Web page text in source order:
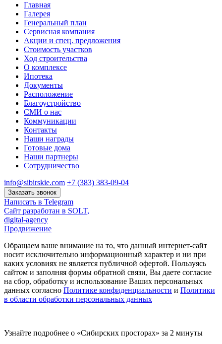
Главная
Галерея
Генеральный план
Сервисная компания
Акции и спец. предложения
Стоимость участков
Ход строительства
О комплексе
Ипотека
Документы
Расположение
Благоустройство
СМИ о нас
Коммуникации
Контакты
Наши награды
Готовые дома
Наши партнеры
Сотрудничество
info@sibirskie.com +7 (383) 383-09-04
Заказать звонок
Написать в Telegram
Сайт разработан в SOLT,
digital-agency
Продвижение
Обращаем ваше внимание на то, что данный интернет-сайт
носит исключительно информационный характер и ни при
каких условиях не является публичной офертой. Пользуясь
сайтом и заполняя формы обратной связи, Вы даете согласие
на сбор, обработку и использование Ваших персональных
данных согласно Политике конфиденциальности и Политики
в области обработки персональных данных
Узнайте подробнее о «Сибирских просторах» за 2 минуты